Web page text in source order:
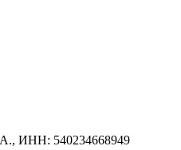
ИНН: 540234668949